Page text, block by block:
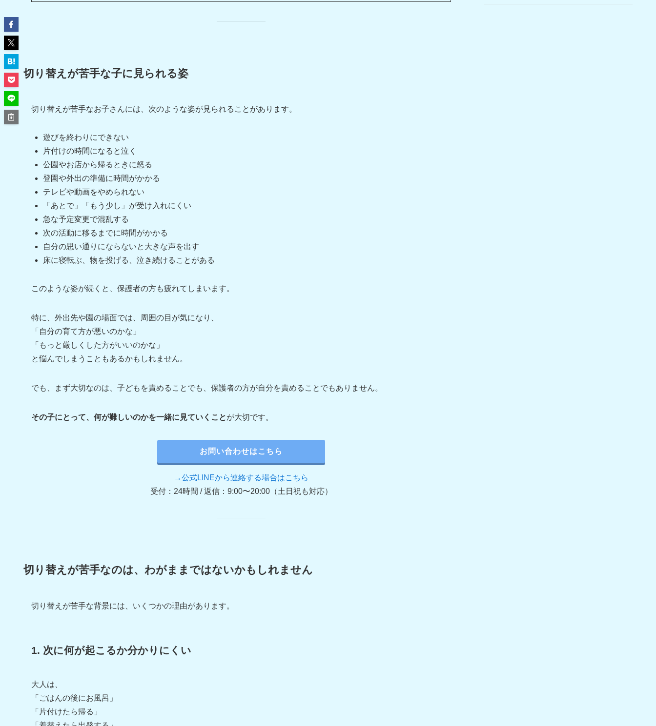
切り替えが苦手な子に見られる姿
切り替えが苦手なお子さんには、次のような姿が見られることがあります。
遊びを終わりにできない
片付けの時間になると泣く
公園やお店から帰るときに怒る
登園や外出の準備に時間がかかる
テレビや動画をやめられない
「あとで」「もう少し」が受け入れにくい
急な予定変更で混乱する
次の活動に移るまでに時間がかかる
自分の思い通りにならないと大きな声を出す
床に寝転ぶ、物を投げる、泣き続けることがある
このような姿が続くと、保護者の方も疲れてしまいます。
特に、外出先や園の場面では、周囲の目が気になり、
「自分の育て方が悪いのかな」
「もっと厳しくした方がいいのかな」
と悩んでしまうこともあるかもしれません。
でも、まず大切なのは、子どもを責めることでも、保護者の方が自分を責めることでもありません。
その子にとって、何が難しいのかを一緒に見ていくことが大切です。
お問い合わせはこちら
→公式LINEから連絡する場合はこちら
受付：24時間 / 返信：9:00〜20:00（土日祝も対応）
切り替えが苦手なのは、わがままではないかもしれません
切り替えが苦手な背景には、いくつかの理由があります。
1. 次に何が起こるか分かりにくい
大人は、
「ごはんの後にお風呂」
「片付けたら帰る」